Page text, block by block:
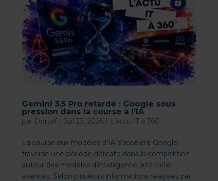
Gemini 3.5 Pro retardé : Google sous
pression dans la course à l’IA
par Dorsaf| Juil 23, 2026| L'actu IT à 360
La course aux modèles d’IA s’accélère Google
traverse une période délicate dans la compétition
autour des modèles d’intelligence artificielle
avancés. Selon plusieurs informations relayées par